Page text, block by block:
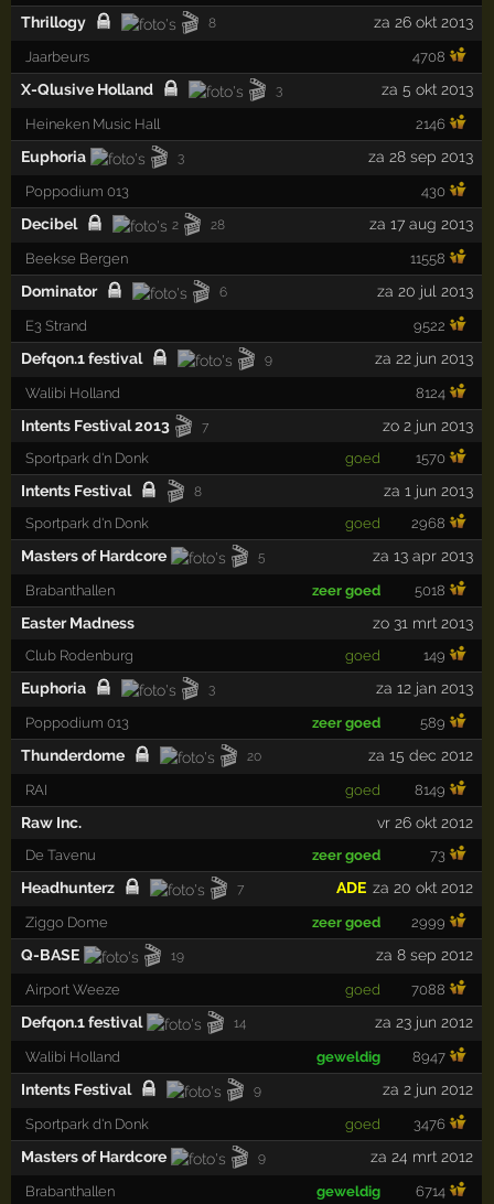
Thrillogy 🎬 8 za 26 okt 2013
Jaarbeurs 4708
X-Qlusive Holland 🎬 3 za 5 okt 2013
Heineken Music Hall 2146
Euphoria 🎬 3 za 28 sep 2013
Poppodium 013 430
Decibel 2 🎬 28 za 17 aug 2013
Beekse Bergen 11558
Dominator 🎬 6 za 20 jul 2013
E3 Strand 9522
Defqon.1 festival 🎬 9 za 22 jun 2013
Walibi Holland 8124
Intents Festival 2013 🎬 7 zo 2 jun 2013
Sportpark d'n Donk goed 1570
Intents Festival 🎬 8 za 1 jun 2013
Sportpark d'n Donk goed 2968
Masters of Hardcore 🎬 5 za 13 apr 2013
Brabanthallen zeer goed 5018
Easter Madness zo 31 mrt 2013
Club Rodenburg goed 149
Euphoria 🎬 3 za 12 jan 2013
Poppodium 013 zeer goed 589
Thunderdome 🎬 20 za 15 dec 2012
RAI goed 8149
Raw Inc. vr 26 okt 2012
De Tavenu zeer goed 73
Headhunterz 🎬 7 za 20 okt 2012
ADE
Ziggo Dome zeer goed 2999
Q-BASE 🎬 19 za 8 sep 2012
Airport Weeze goed 7088
Defqon.1 festival 🎬 14 za 23 jun 2012
Walibi Holland geweldig 8947
Intents Festival 🎬 9 za 2 jun 2012
Sportpark d'n Donk goed 3476
Masters of Hardcore 🎬 9 za 24 mrt 2012
Brabanthallen geweldig 6714